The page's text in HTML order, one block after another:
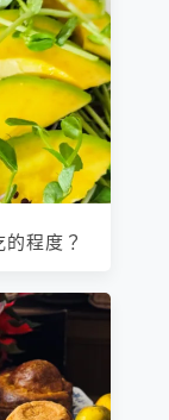
程度？